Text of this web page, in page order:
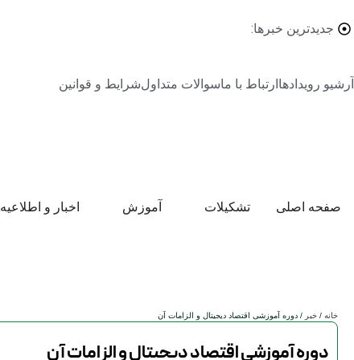
جدیدترین خبرها:
آرشیو رویدادهاارتباط با ماسوالات متداولشرایط و قوانین
صفحه اصلی تشکیلات آموزش اخبار و اطلاعیه
خانه / خبر / دوره آموزشی اقتصاد دیجیتال و الزامات آن
دوره آموزشی اقتصاد دیجیتال و الزامات آن